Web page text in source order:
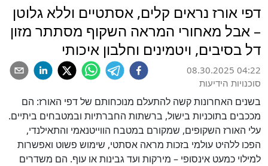
דפי אורז נראים קלים, אסתטיים וללא גלוטן
– אבל מאחורי המראה השקוף מסתתר מזון
דל בסיבים, ויטמינים וחלבון איכותי
08.30.2025 04:22
סוכנויות הידיעות
בשנים האחרונות קשה להתעלם מנוכחותם של דפי האורז: הם
מככבים בתוכניות בישול, ברשתות החברתיות ובמטבחים ביתיים.
עלי האורז השקופים, שמקורם במטבח הווייטנאמי והתאילנדי,
הפכו ללהיט עולמי בזכות מראה אסתטי, שימוש פשוט ואפשרות
למילוי כמעט אינסופי – מירקות ועד גבינות או עוף. הם משדרים